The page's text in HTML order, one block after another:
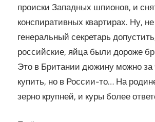
происки Западных шпионов, и
конспиративных квартирах. Ну,
генеральный секретарь
российские, яйца были дороже
Это в Британии дюжину можно за
купить, но в России-то… На
зерно крупней, и куры более